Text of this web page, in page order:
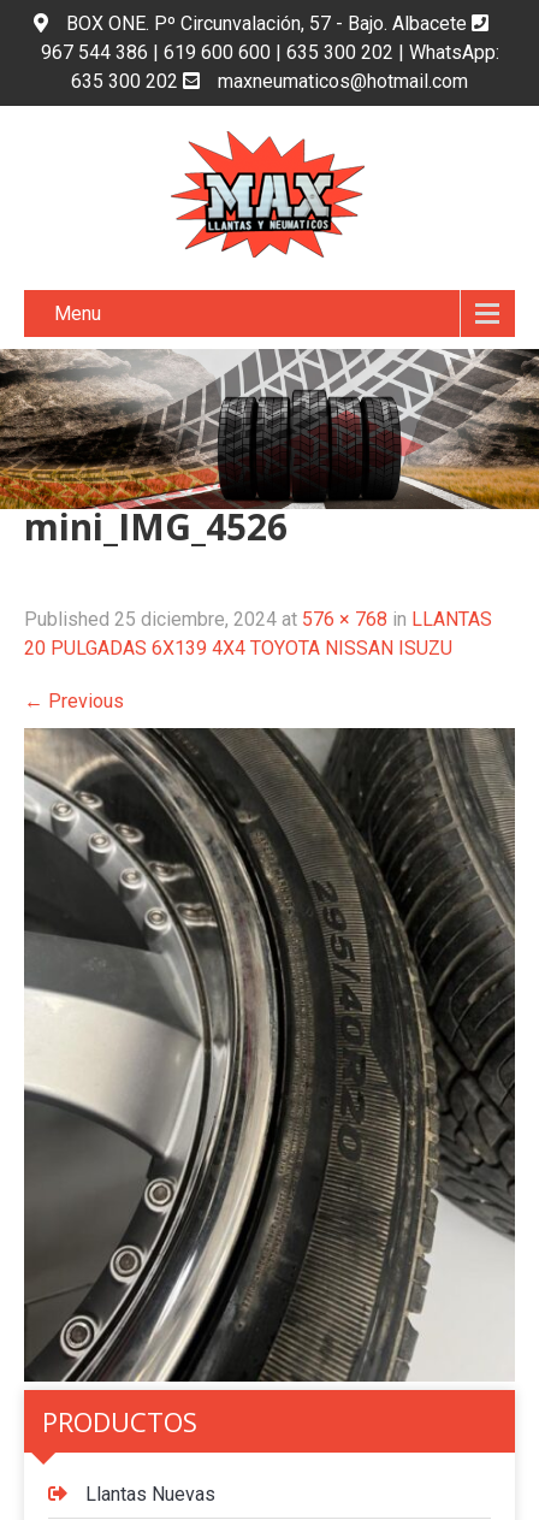
BOX ONE. Pº Circunvalación, 57 - Bajo. Albacete
967 544 386 | 619 600 600 | 635 300 202 | WhatsApp:
635 300 202
maxneumaticos@hotmail.com
Menu
mini_IMG_4526
Published 25 diciembre, 2024 at 576 × 768 in LLANTAS
20 PULGADAS 6X139 4X4 TOYOTA NISSAN ISUZU
← Previous
PRODUCTOS
Llantas Nuevas